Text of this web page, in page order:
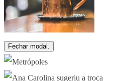
Fechar modal.